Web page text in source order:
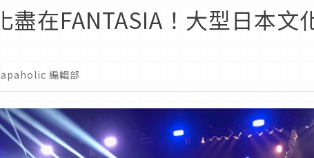
盡在FANTASIA！大型日本文
編輯部